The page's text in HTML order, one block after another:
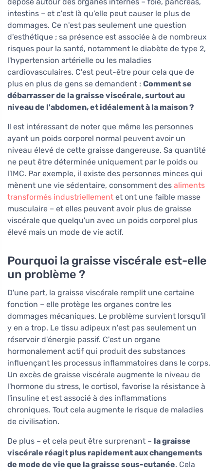
intestins – et c'est là qu'elle peut causer le plus de
dommages. Ce n'est pas seulement une question
d'esthétique ; sa présence est associée à de nombreux
risques pour la santé, notamment le diabète de type 2,
l'hypertension artérielle ou les maladies
cardiovasculaires. C'est peut-être pour cela que de
plus en plus de gens se demandent : Comment se
débarrasser de la graisse viscérale, surtout au
niveau de l'abdomen, et idéalement à la maison ?
Il est intéressant de noter que même les personnes
ayant un poids corporel normal peuvent avoir un
niveau élevé de cette graisse dangereuse. Sa quantité
ne peut être déterminée uniquement par le poids ou
l'IMC. Par exemple, il existe des personnes minces qui
mènent une vie sédentaire, consomment des aliments
transformés industriellement et ont une faible masse
musculaire – et elles peuvent avoir plus de graisse
viscérale que quelqu'un avec un poids corporel plus
élevé mais un mode de vie actif.
Pourquoi la graisse viscérale est-elle
un problème ?
D'une part, la graisse viscérale remplit une certaine
fonction – elle protège les organes contre les
dommages mécaniques. Le problème survient lorsqu'il
y en a trop. Le tissu adipeux n'est pas seulement un
réservoir d'énergie passif. C'est un organe
hormonalement actif qui produit des substances
influençant les processus inflammatoires dans le corps.
Un excès de graisse viscérale augmente le niveau de
l'hormone du stress, le cortisol, favorise la résistance à
l'insuline et est associé à des inflammations
chroniques. Tout cela augmente le risque de maladies
de civilisation.
De plus – et cela peut être surprenant – la graisse
viscérale réagit plus rapidement aux changements
de mode de vie que la graisse sous-cutanée. Cela